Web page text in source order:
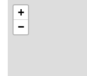
+
−